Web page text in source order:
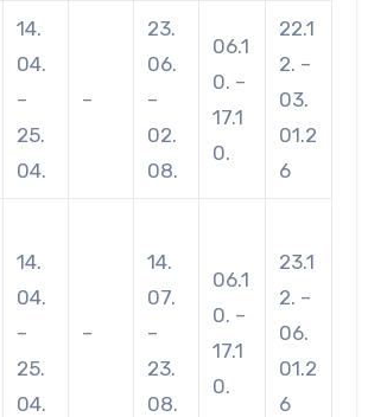
14.
04.
–
25.
04.
–
23.
06.
–
02.
08.
06.1
0. –
17.1
0.
22.1
2. –
03.
01.2
6
14.
04.
–
25.
04.
–
14.
07.
–
23.
08.
06.1
0. –
17.1
0.
23.1
2. –
06.
01.2
6